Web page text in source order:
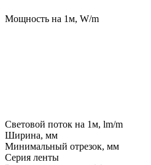
Мощность на 1м, W/m
Световой поток на 1м, lm/m
Ширина, мм
Минимальный отрезок, мм
Серия ленты